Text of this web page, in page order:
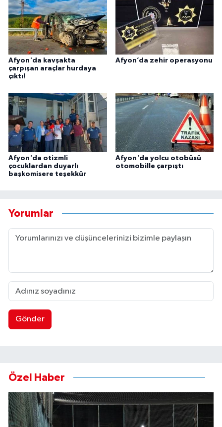
Afyon'da kavşakta
çarpışan araçlar hurdaya
çıktı!
Afyon’da zehir operasyonu
Afyon'da otizmli
çocuklardan duyarlı
başkomisere teşekkür
Afyon'da yolcu otobüsü
otomobille çarpıştı
Yorumlar
Gönder
Özel Haber